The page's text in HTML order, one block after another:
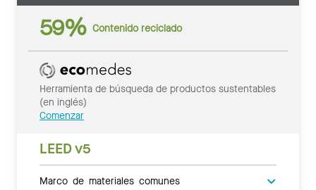
59% Contenido reciclado
Herramienta de búsqueda de productos sustentables
(en inglés)
Comenzar
LEED v5
Marco de materiales comunes